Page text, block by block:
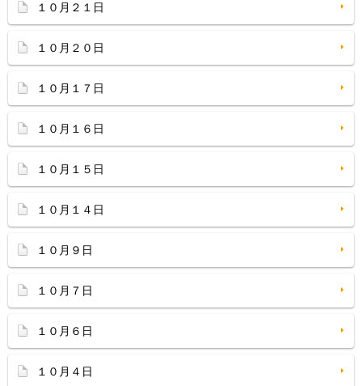
１０月２１日
１０月２０日
１０月１７日
１０月１６日
１０月１５日
１０月１４日
１０月９日
１０月７日
１０月６日
１０月４日